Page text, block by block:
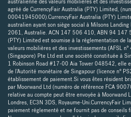
australienne des valeurs mobilières et des
agréé de CurrencyFair Australia (PTY) Limited,
00041945000).CurrencyFair Australia (PTY)
australien ayant son siège social à Milsons
2061, Australie. ACN 147 506 410, ABN 94 147
(PTY) Limited est soumise à la réglementation de
valeurs mobilières et des investissements (AFSL
(Singapore) Pte Ltd est une société constituée à
1 Robinson Road #17-00 Aia Tower 048542, elle
de l'Autorité monétaire de Singapour (licence n°
établissement de paiement.Si vous êtes résident
par Moorwand Ltd (numéro de référence FCA
relative au compte peut être envoyée à Moorwand
Londres, EC3N 3DS, Royaume-Uni.CurrencyFair
paiement réglementé et ne fournit pas de conseils